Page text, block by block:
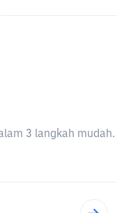
3 langkah mudah.